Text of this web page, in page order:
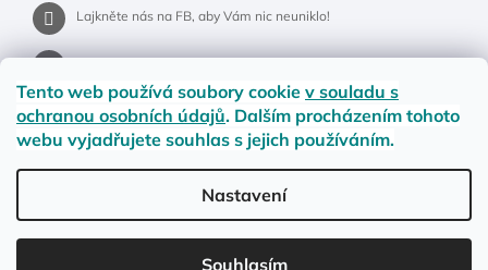
Tento web používá soubory cookie v souladu s
ochranou osobních údajů. Dalším procházením tohoto
webu vyjadřujete souhlas s jejich používáním.
Nastavení
Souhlasím
LETNÍ DOPRAVA ZDARMA pro objednávky nad 900,- na pobočky
Lajkněte nás na FB, aby Vám nic neuniklo!
etikbutik.cz
Jak na vrácení nebo reklamaci?
Obchodní podmínky Ochrana osobních údajů